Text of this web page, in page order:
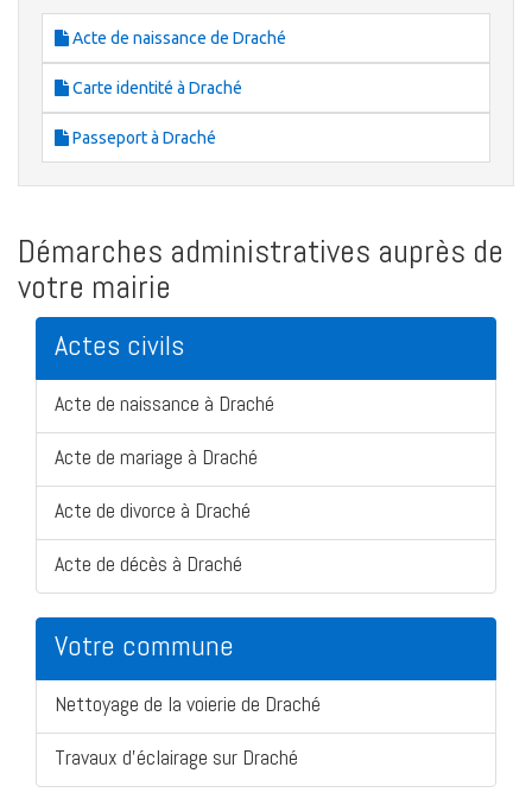
Acte de naissance de Draché
Carte identité à Draché
Passeport à Draché
Démarches administratives auprès de
votre mairie
Actes civils
Acte de naissance à Draché
Acte de mariage à Draché
Acte de divorce à Draché
Acte de décès à Draché
Votre commune
Nettoyage de la voierie de Draché
Travaux d'éclairage sur Draché